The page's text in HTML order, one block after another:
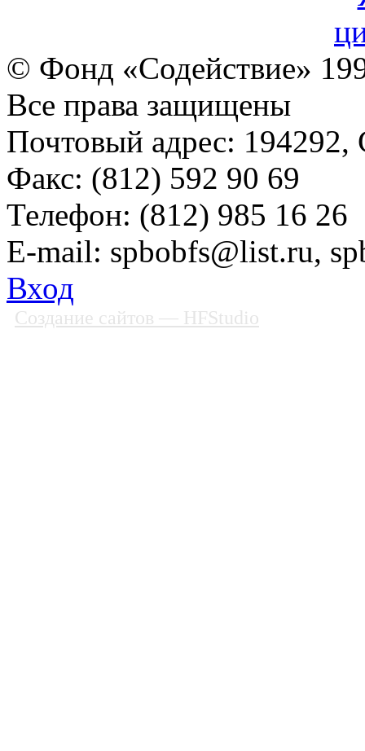
© Фонд «Содействие»
Все права защищены
Почтовый адрес: 194292,
Факс: (812) 592 90 69
Телефон: (812) 985 16 26
E-mail: spbobfs@list.ru,
Вход
Создание сайтов — HFStudio